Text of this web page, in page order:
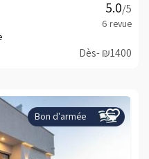
/5
Dès- ₪1400
Bon d'armée